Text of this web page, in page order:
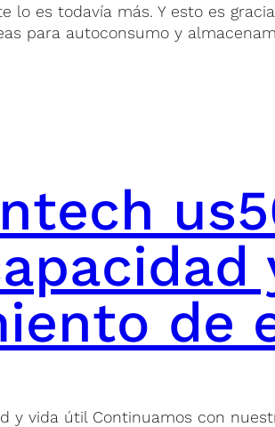
es todavía más. Y esto es
para autoconsumo y
de
y vida útil Continuamos con